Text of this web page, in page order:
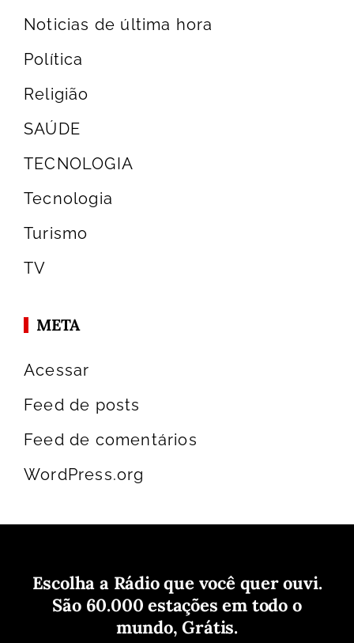
Noticias de última hora
Política
Religião
SAÚDE
TECNOLOGIA
Tecnologia
Turismo
TV
META
Acessar
Feed de posts
Feed de comentários
WordPress.org
Escolha a Rádio que você quer ouvi.
São 60.000 estações em todo o
mundo, Grátis.